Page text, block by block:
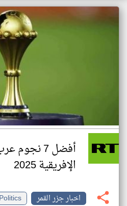
أفضل 7
الإفريقية 2025
اخبار جزر القمر
Politics